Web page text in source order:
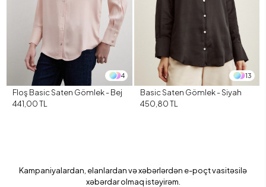
4
Floş Basic Saten Gömlek - Bej
441,00 TL
13
Basic Saten Gömlek - Siyah
450,80 TL
Kampaniyalardan, elanlardan və xəbərlərdən e-poçt vasitəsilə
xəbərdar olmaq istəyirəm.